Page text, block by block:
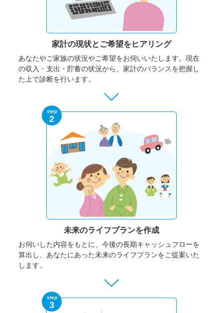
家計の現状と ご希望をヒアリング
あなたやご家族の状況やご希望をお伺いいたします。 現在
の収入・支出・貯蓄の状況から、家計のバランスを把握し
た上で診断を行います。
step
2
未来のライフプランを作成
お伺いした内容をもとに、今後の長期キャッシュフローを
算出し、あなたにあった未来のライフプランをご提案いた
します。
step
3